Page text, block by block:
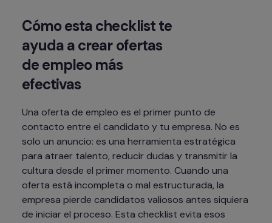
Cómo esta checklist te
ayuda a crear ofertas
de empleo más
efectivas
Una oferta de empleo es el primer punto de
contacto entre el candidato y tu empresa. No es
solo un anuncio: es una herramienta estratégica
para atraer talento, reducir dudas y transmitir la
cultura desde el primer momento. Cuando una
oferta está incompleta o mal estructurada, la
empresa pierde candidatos valiosos antes siquiera
de iniciar el proceso. Esta checklist evita esos